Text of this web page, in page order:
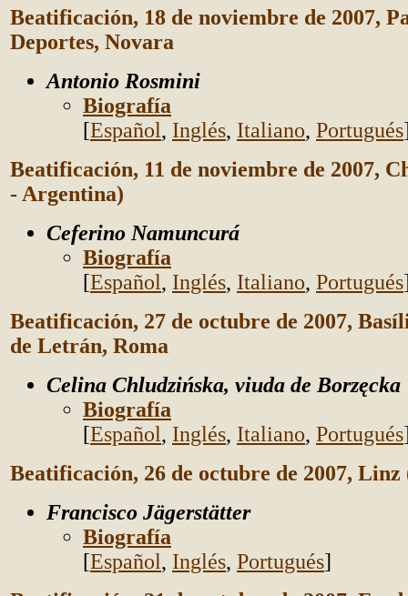
Beatificación, 18 de noviembre de 2007,
Deportes, Novara
Antonio Rosmini
Biografía
[Español, Inglés, Italiano, Portugués
Beatificación, 11 de noviembre de 2007,
- Argentina)
Ceferino Namuncurá
Biografía
[Español, Inglés, Italiano, Portugués
Beatificación, 27 de octubre de 2007,
de Letrán, Roma
Celina Chludzińska, viuda de Borzęcka
Biografía
[Español, Inglés, Italiano, Portugués
Beatificación, 26 de octubre de 2007,
Francisco Jägerstätter
Biografía
[Español, Inglés, Portugués]